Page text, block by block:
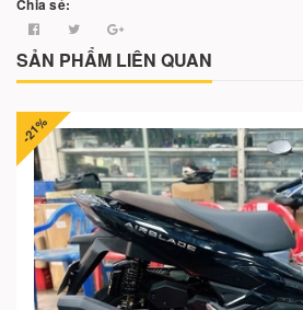
Chia sẻ:
SẢN PHẨM LIÊN QUAN
-21%